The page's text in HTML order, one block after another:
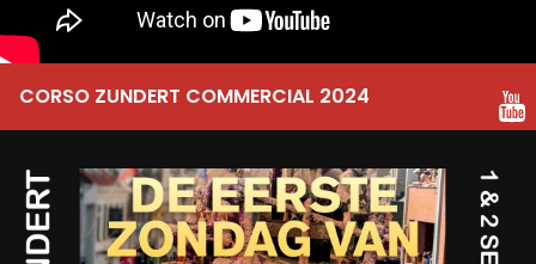
CORSO ZUNDERT COMMERCIAL 2024